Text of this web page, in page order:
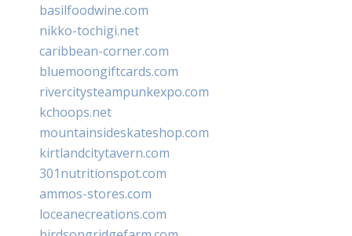
basilfoodwine.com
nikko-tochigi.net
caribbean-corner.com
bluemoongiftcards.com
rivercitysteampunkexpo.com
kchoops.net
mountainsideskateshop.com
kirtlandcitytavern.com
301nutritionspot.com
ammos-stores.com
loceanecreations.com